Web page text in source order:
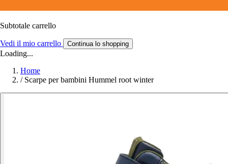
Subtotale carrello
Vedi il mio carrello Continua lo shopping
Loading...
Home
/ Scarpe per bambini Hummel root winter